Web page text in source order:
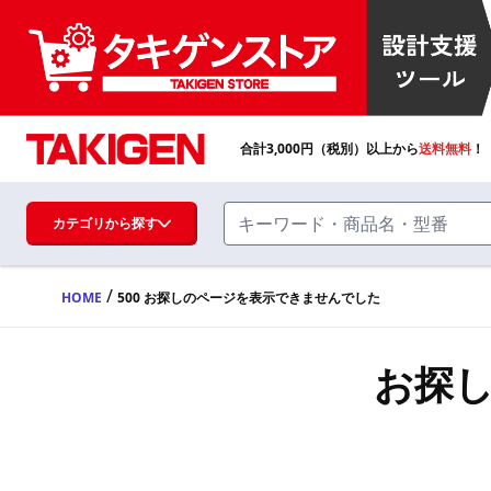
ハンドル・取手・つまみ・周辺機器
FA・A
合計3,000円（税別）以上から送料無料
カテゴリから探す
HOME / 500 お探しのページを表示できませんでした
お探